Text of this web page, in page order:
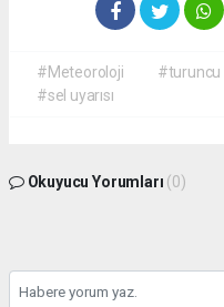
#Meteoroloji #turuncu
#sel uyarısı
Okuyucu Yorumları (0)